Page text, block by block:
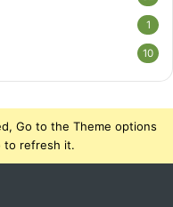
1
10
Go to the Theme options
to refresh it.